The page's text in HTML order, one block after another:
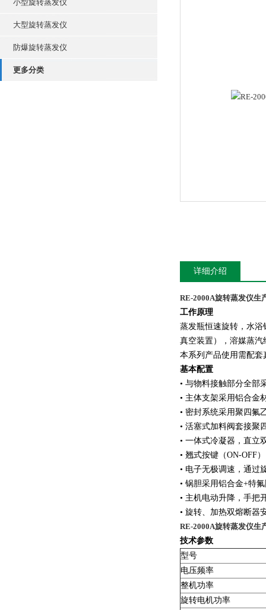
小型旋转蒸发仪
大型旋转蒸发仪
防爆旋转蒸发仪
更多分类
详细介绍
RE-2000A旋转蒸发仪生
工作原理
蒸发瓶恒速旋转，水
真空装置），溶媒蒸
本系列产品使用需配
基本配置
• 与物料接触部分全部
• 主体支架采用铝合金
• 密封系统采用聚四氟
• 活塞式加料阀套接聚
• 一体式冷凝器，直立
• 翘式按键（ON-OFF
• 电子无极调速，通过
• 锅胆采用铝合金+特
• 主机电动升降，手把
• 旋转、加热双熔断器
RE-2000A旋转蒸发仪生
技术参数
型号
电压频率
整机功率
旋转电机功率